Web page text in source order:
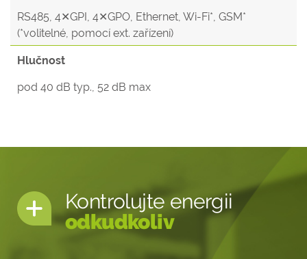
RS485, 4✕GPI, 4✕GPO, Ethernet, Wi-Fi*, GSM*
(*volitelné, pomocí ext. zařízení)
Hlučnost
pod 40 dB typ., 52 dB max
Kontrolujte energii
odkudkoliv